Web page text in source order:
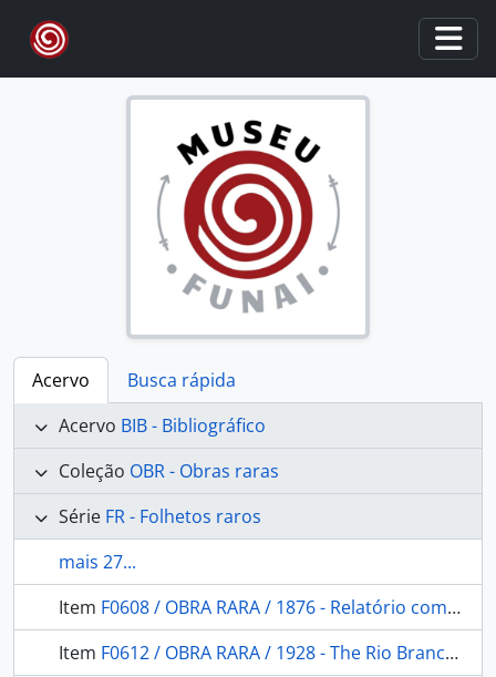
Skip to main content
Acervo
Busca rápida
Acervo BIB - Bibliográfico
Coleção OBR - Obras raras
Série FR - Folhetos raros
mais 27...
Item F0608 / OBRA RARA / 1876 - Relatório com que o Exm. Sr. Presidente da Província do Pará. Entregou a Administração da mesma ao. em 18 de julho de 1876
Item F0612 / OBRA RARA / 1928 - The Rio Branco, Uraricuera and Parima